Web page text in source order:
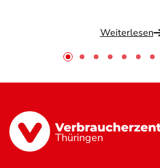
Weiterlesen
Thüringen